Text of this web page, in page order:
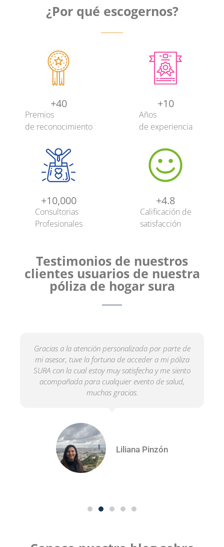
¿Por qué escogernos?
Premios
de reconocimiento
+40
Años
de experiencia
+10
Consultorias
Profesionales
+10,000
Calificación de
satisfacción
+4.8
Testimonios de nuestros
clientes usuarios de nuestra
póliza de hogar sura
Gracias a la atención personalizada por parte de
mi asesor, tuve la fortuna de acceder a mi póliza
SURA con la cual estoy muy satisfecha y me siento
acompañada para cualquier evento de salud,
muchas gracias.
Liliana Pinzón